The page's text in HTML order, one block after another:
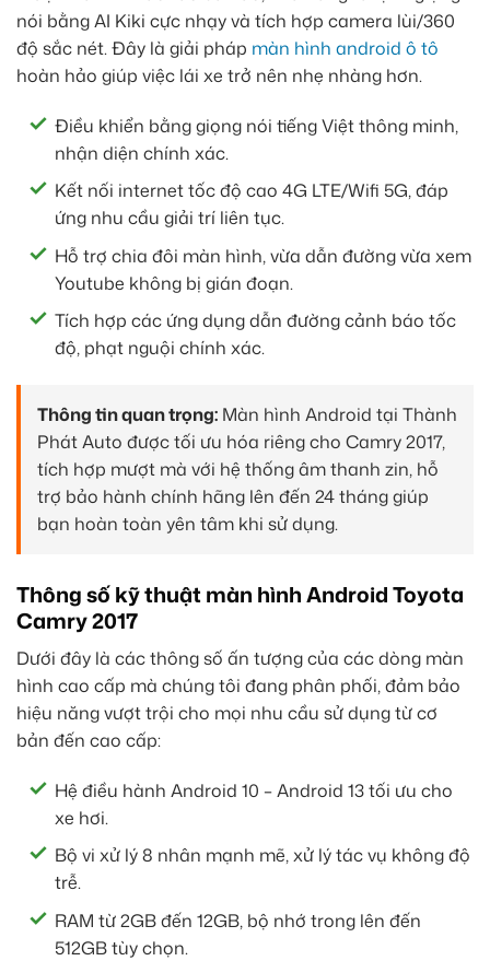
nói bằng AI Kiki cực nhạy và tích hợp camera lùi/360
độ sắc nét. Đây là giải pháp màn hình android ô tô
hoàn hảo giúp việc lái xe trở nên nhẹ nhàng hơn.
Điều khiển bằng giọng nói tiếng Việt thông minh,
nhận diện chính xác.
Kết nối internet tốc độ cao 4G LTE/Wifi 5G, đáp
ứng nhu cầu giải trí liên tục.
Hỗ trợ chia đôi màn hình, vừa dẫn đường vừa xem
Youtube không bị gián đoạn.
Tích hợp các ứng dụng dẫn đường cảnh báo tốc
độ, phạt nguội chính xác.
Thông tin quan trọng: Màn hình Android tại Thành
Phát Auto được tối ưu hóa riêng cho Camry 2017,
tích hợp mượt mà với hệ thống âm thanh zin, hỗ
trợ bảo hành chính hãng lên đến 24 tháng giúp
bạn hoàn toàn yên tâm khi sử dụng.
Thông số kỹ thuật màn hình Android Toyota
Camry 2017
Dưới đây là các thông số ấn tượng của các dòng màn
hình cao cấp mà chúng tôi đang phân phối, đảm bảo
hiệu năng vượt trội cho mọi nhu cầu sử dụng từ cơ
bản đến cao cấp:
Hệ điều hành Android 10 – Android 13 tối ưu cho
xe hơi.
Bộ vi xử lý 8 nhân mạnh mẽ, xử lý tác vụ không độ
trễ.
RAM từ 2GB đến 12GB, bộ nhớ trong lên đến
512GB tùy chọn.